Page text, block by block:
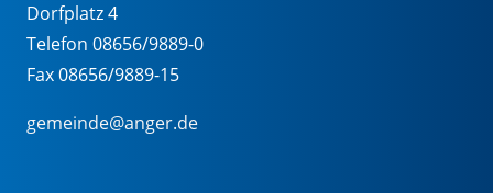
Dorfplatz 4
Telefon 08656/9889-0
Fax 08656/9889-15
gemeinde@anger.de